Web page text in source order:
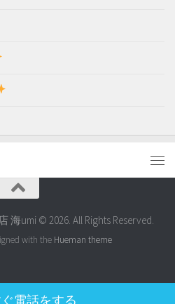
umi © 2026. All Rights Reserved.
with the Hueman theme
電話をする